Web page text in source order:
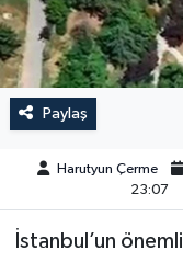
Paylaş
Harutyun Çerme
23:07
İstanbul’un